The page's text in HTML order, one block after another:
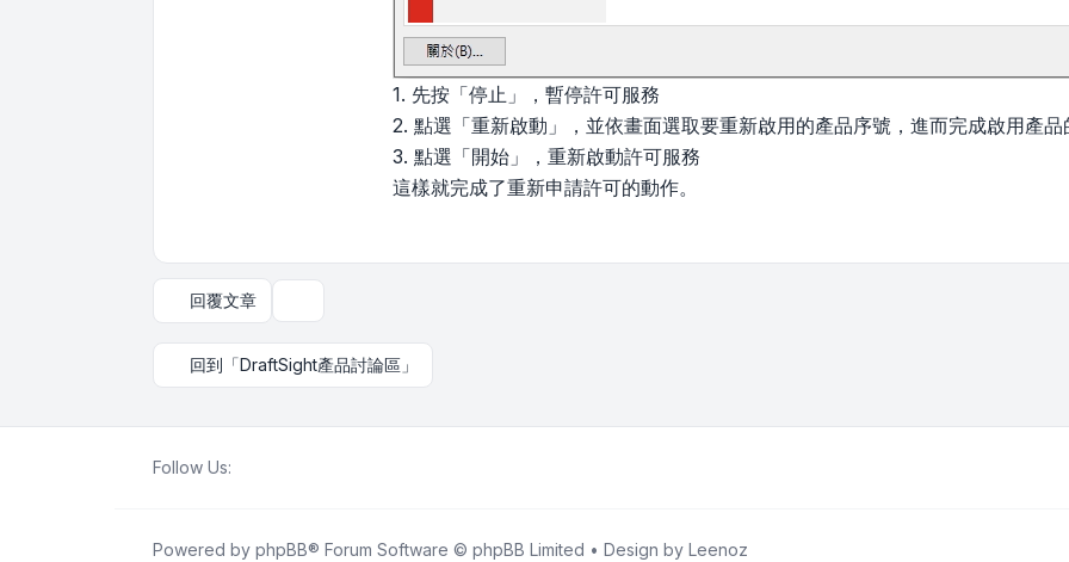
1. 先按「停止」，暫停許可服務
2. 點選「重新啟動」，並依畫面選取要重新啟用的產品序號，進而完成啟用產品
3. 點選「開始」，重新啟動許可服務
這樣就完成了重新申請許可的動作。
回覆文章
回到「DraftSight產品討論區」
Follow Us:
Powered by phpBB® Forum Software © phpBB Limited • Design by Leenoz